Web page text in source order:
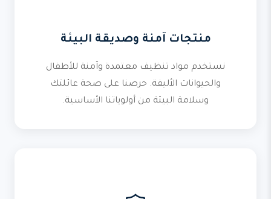
منتجات آمنة وصديقة البيئة
نستخدم مواد تنظيف معتمدة وآمنة للأطفال
والحيوانات الأليفة. حرصنا على صحة عائلتك
وسلامة البيئة من أولوياتنا الأساسية.